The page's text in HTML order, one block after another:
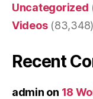
Uncategorized
Videos(83,348)
Recent
admin on 18